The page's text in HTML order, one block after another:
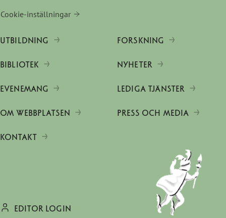
Cookie-inställningar
UTBILDNING FORSKNING
BIBLIOTEK NYHETER
EVENEMANG LEDIGA TJÄNSTER
OM WEBBPLATSEN PRESS OCH MEDIA
KONTAKT
EDITOR LOGIN